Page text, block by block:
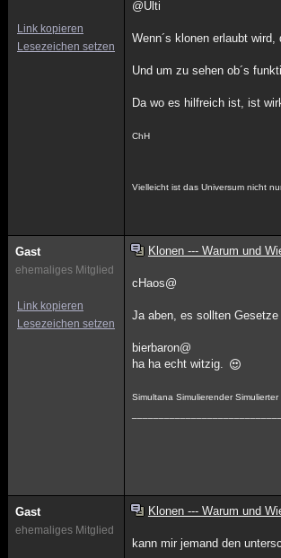
Link kopieren
Lesezeichen setzen
@Ulti
Wenn´s klonen erlaubt
Und um zu sehen ob´s
Da wo es hilfreich ist, ist
ChH
Vielleicht ist das Universum nicht
Gast
ehemaliges Mitglied
Link kopieren
Lesezeichen setzen
Klonen --- Warum und
cHaos@
Ja aben, es sollten
bierbaron@
ha ha echt witzig.
Simultana Simulierender Simulierter
Gast
ehemaliges Mitglied
Klonen --- Warum und
kann mir jemand den